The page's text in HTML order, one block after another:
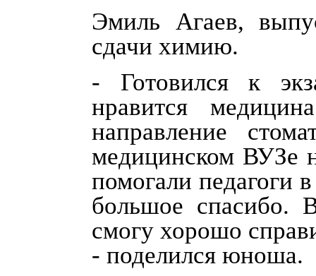
Эмиль Агаев,
сдачи химию.
- Готовился к
нравится
направление
медицинском ВУЗе
помогали педагоги
большое спасибо.
смогу хорошо
- поделился юноша.